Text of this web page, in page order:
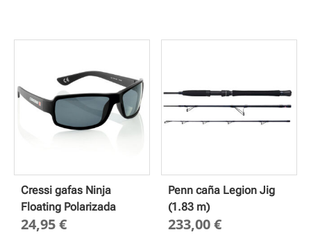
Cressi gafas Ninja
Floating Polarizada
24,95€
Penn caña Legion Jig
(1.83 m)
233,00€